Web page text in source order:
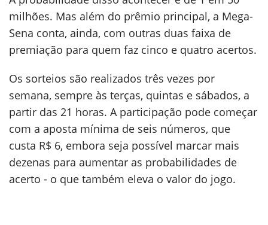
milhões. Mas além do prêmio principal, a Mega-
Sena conta, ainda, com outras duas faixa de
premiação para quem faz cinco e quatro acertos.
Os sorteios são realizados três vezes por
semana, sempre às terças, quintas e sábados, a
partir das 21 horas. A participação pode começar
com a aposta mínima de seis números, que
custa R$ 6, embora seja possível marcar mais
dezenas para aumentar as probabilidades de
acerto - o que também eleva o valor do jogo.